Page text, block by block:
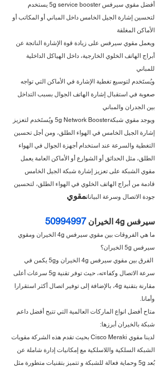
أفضل مقوي سيرفس 5g service booster يستخدم
لتحسين إشارة الجيل الخامس داخل المباني أو المكاتب أو
الأماكن المغلقة
ويعمل مقوي سيرفس على زيادة قوة الإشارة الناتجة عن
أبراج الهاتف الخلوي الخارجية، داخل الهياكل الداخلية
للمباني
ويُستَخدم لتوسيع تغطية الإشارة في الأماكن التي تواجه
صعوبة في استقبال إشارة الهاتف الجوال بسبب التداخل
بين الجدران والمباني
ويوجد مقوي شبكة5g Network Booster ويُستَخدم لتعزيز
إشارة الجيل الخامس في الهواء الطلق، ومن أجل تحسين
التغطية والسرعة عند استخدام أجهزة الجوال في الهواء
الطلق، مثل الحدائق أو الشوارع أو الأماكن العامة يعمل
مقوي الشبكة على تعزيز إشارة شبكة الجيل الخامس
قادمة من أبراج الهاتف الخلوي في الهواء الطلق، لتحسين
جودة الاتصال وسرعة البياناتمقوي
سيرفس 4g الخيران 50994997
ما هي الفروقات بين مقوي سيرفس 4g الخيران ومقوي
سيرفس 5g الخيران؟
الفرق بين مقوي سيرفس 4g الخيران و5g يكمن في
سرعة الاتصال وكفاءته، حيث توفر تقنية 5g سرعات أعلى
مقارنة بتقنية 4g، بالإضافة إلى توفير اتصال أكثر استقرارا
وأمانا.
متاح أفضل انواع الماركات العالمية التي تتيح أفضل داعم
شبكة بالخيران أبرزها:
لدينا مقوي Cisco Meraki بحيث تقدم هذه الشركة مقويات
الشبكة السلكية واللاسلكية مع إمكانيات إدارة شاملة عن
بُعد 5g وحماية فعالة للشبكة و تتميز بتقنيات متطورة مثل